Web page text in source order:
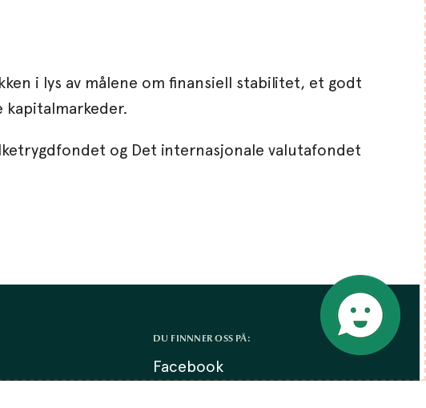
i lys av målene om finansiell stabilitet, et godt
og Det internasjonale valutafondet
DU FINNNER OSS PÅ:
Facebook